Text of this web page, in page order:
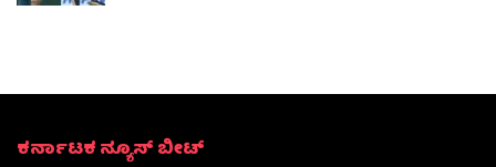
ಕರ್ನಾಟಕ ನ್ಯೂಸ್ ಬೀಟ್